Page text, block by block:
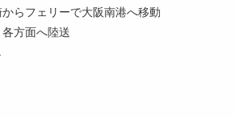
からフェリーで大阪南港へ移動
方面へ陸送